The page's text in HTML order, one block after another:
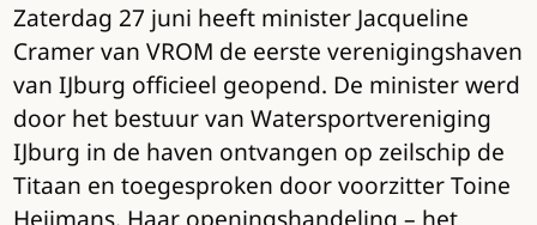
Zaterdag 27 juni heeft minister Jacqueline
Cramer van VROM de eerste verenigingshaven
van IJburg officieel geopend. De minister werd
door het bestuur van Watersportvereniging
IJburg in de haven ontvangen op zeilschip de
Titaan en toegesproken door voorzitter Toine